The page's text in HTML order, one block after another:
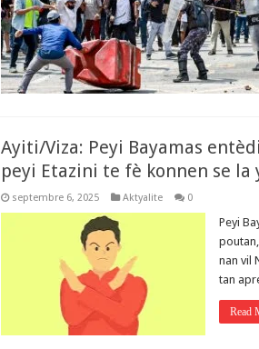
Ayiti/Viza: Peyi Bayamas
peyi Etazini te fè konnen se la
septembre 6, 2025 Aktyalite 0
Peyi
nan vil
tan
Read